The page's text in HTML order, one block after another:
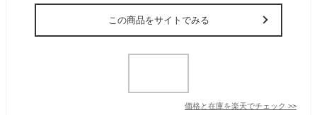
この商品をサイトでみる
価格と在庫を楽天でチェック >>